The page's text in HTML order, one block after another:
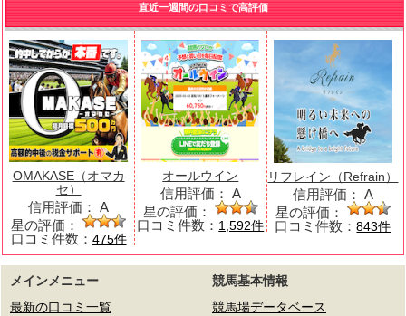
直近一週間の口コミで高評価
OMAKASE（オマカ
セ）
信用評価： A
星の評価：
口コミ件数： 475件
オールウイン
信用評価： A
星の評価：
口コミ件数： 1,592件
リフレイン（Refrain）
信用評価： A
星の評価：
口コミ件数：843件
メインメニュー
最新の口コミ一覧
競馬基本情報
競馬場データベース